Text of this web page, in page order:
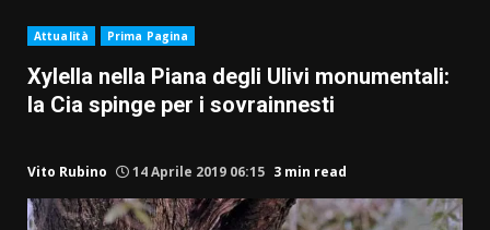
Attualità Prima Pagina
Xylella nella Piana degli Ulivi monumentali:
la Cia spinge per i sovrainnesti
Vito Rubino 14 Aprile 2019 06:15 3 min read